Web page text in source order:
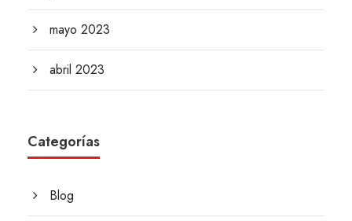
mayo 2023
abril 2023
Categorías
Blog